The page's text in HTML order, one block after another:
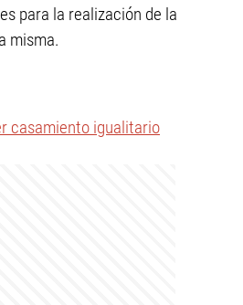
para la realización de la
misma.
casamiento igualitario